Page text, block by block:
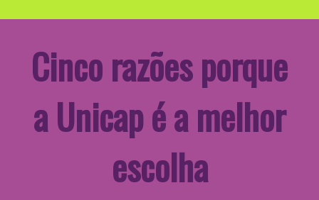
Cinco razões porque
a Unicap é a melhor
escolha